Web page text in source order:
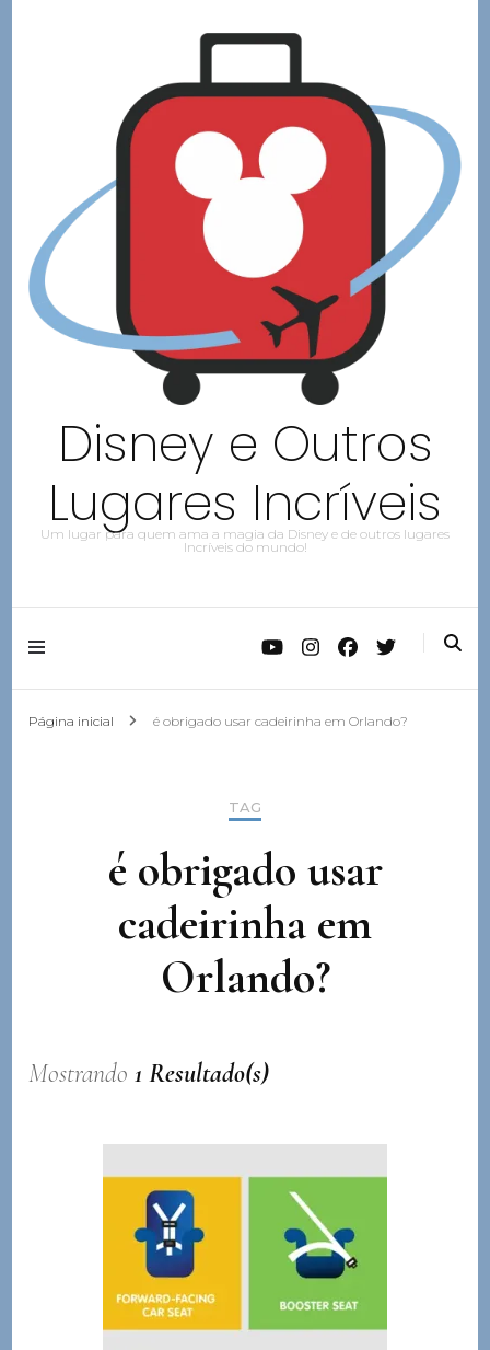
Disney e Outros
Lugares Incríveis
Um lugar para quem ama a magia da Disney e de outros lugares
Incríveis do mundo!
Página inicial é obrigado usar cadeirinha em Orlando?
TAG
é obrigado usar
cadeirinha em
Orlando?
Mostrando1 Resultado(s)